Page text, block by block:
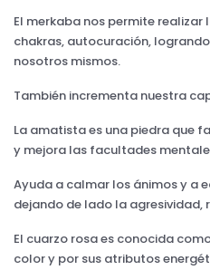
El merkaba nos permite realizar
chakras, autocuración,
nosotros mismos.
También incrementa nuestra
La amatista es una piedra que
y mejora las facultades
Ayuda a calmar los ánimos y a
dejando de lado la agresividad,
El cuarzo rosa es conocida
color y por sus atributos